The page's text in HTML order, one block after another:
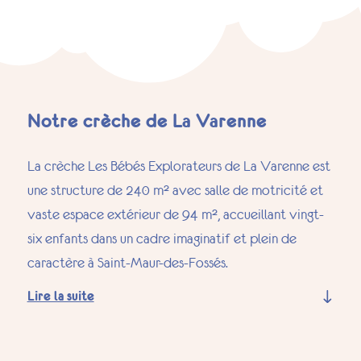
Notre crèche de La Varenne
La crèche Les Bébés Explorateurs de La Varenne est
une structure de 240 m² avec salle de motricité et
vaste espace extérieur de 94 m², accueillant vingt-
six enfants dans un cadre imaginatif et plein de
caractère à Saint-Maur-des-Fossés.
Lire la suite